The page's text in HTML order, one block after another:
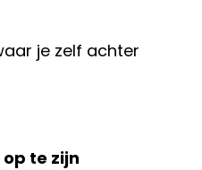
je zelf achter
te zijn